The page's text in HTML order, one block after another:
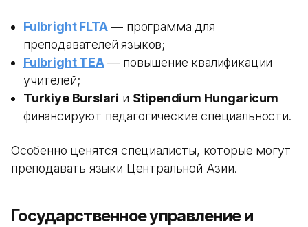
Fulbright FLTA — программа для
преподавателей языков;
Fulbright TEA— повышение квалификации
учителей;
Turkiye Burslari и Stipendium Hungaricum
финансируют педагогические специальности.
Особенно ценятся специалисты, которые могут
преподавать языки Центральной Азии.
Государственное управление и